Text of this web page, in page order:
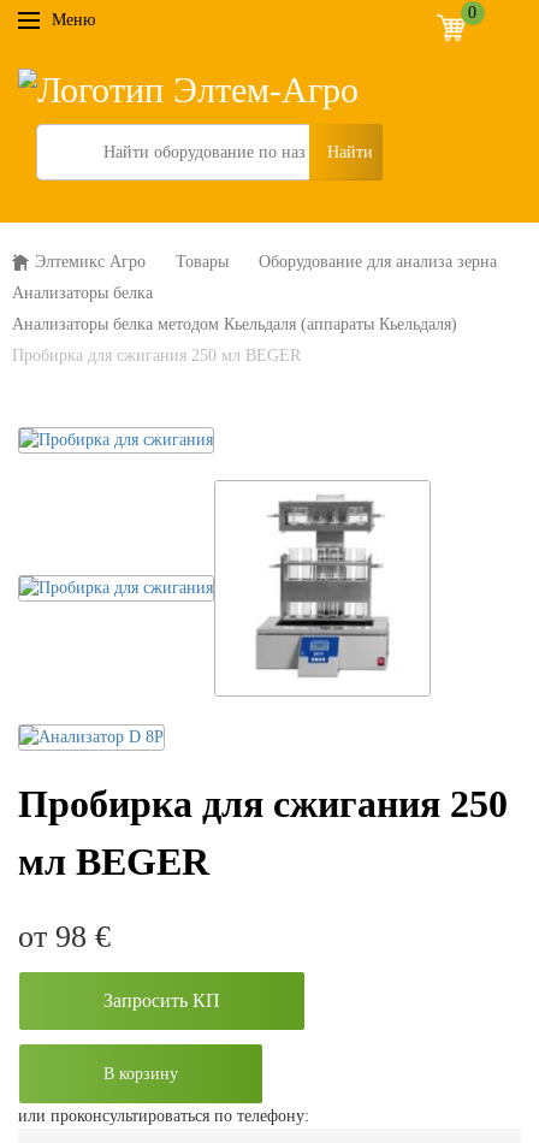
Меню 0
Search
Элтемикс Агро Товары
Оборудование для анализа зерна
Анализаторы белка
Анализаторы белка методом Кьельдаля (аппараты Кьельдаля)
Пробирка для сжигания 250 мл BEGER
Пробирка для сжигания 250
мл BEGER
от 98 €
Запросить КП
В корзину
или проконсультироваться по телефону: